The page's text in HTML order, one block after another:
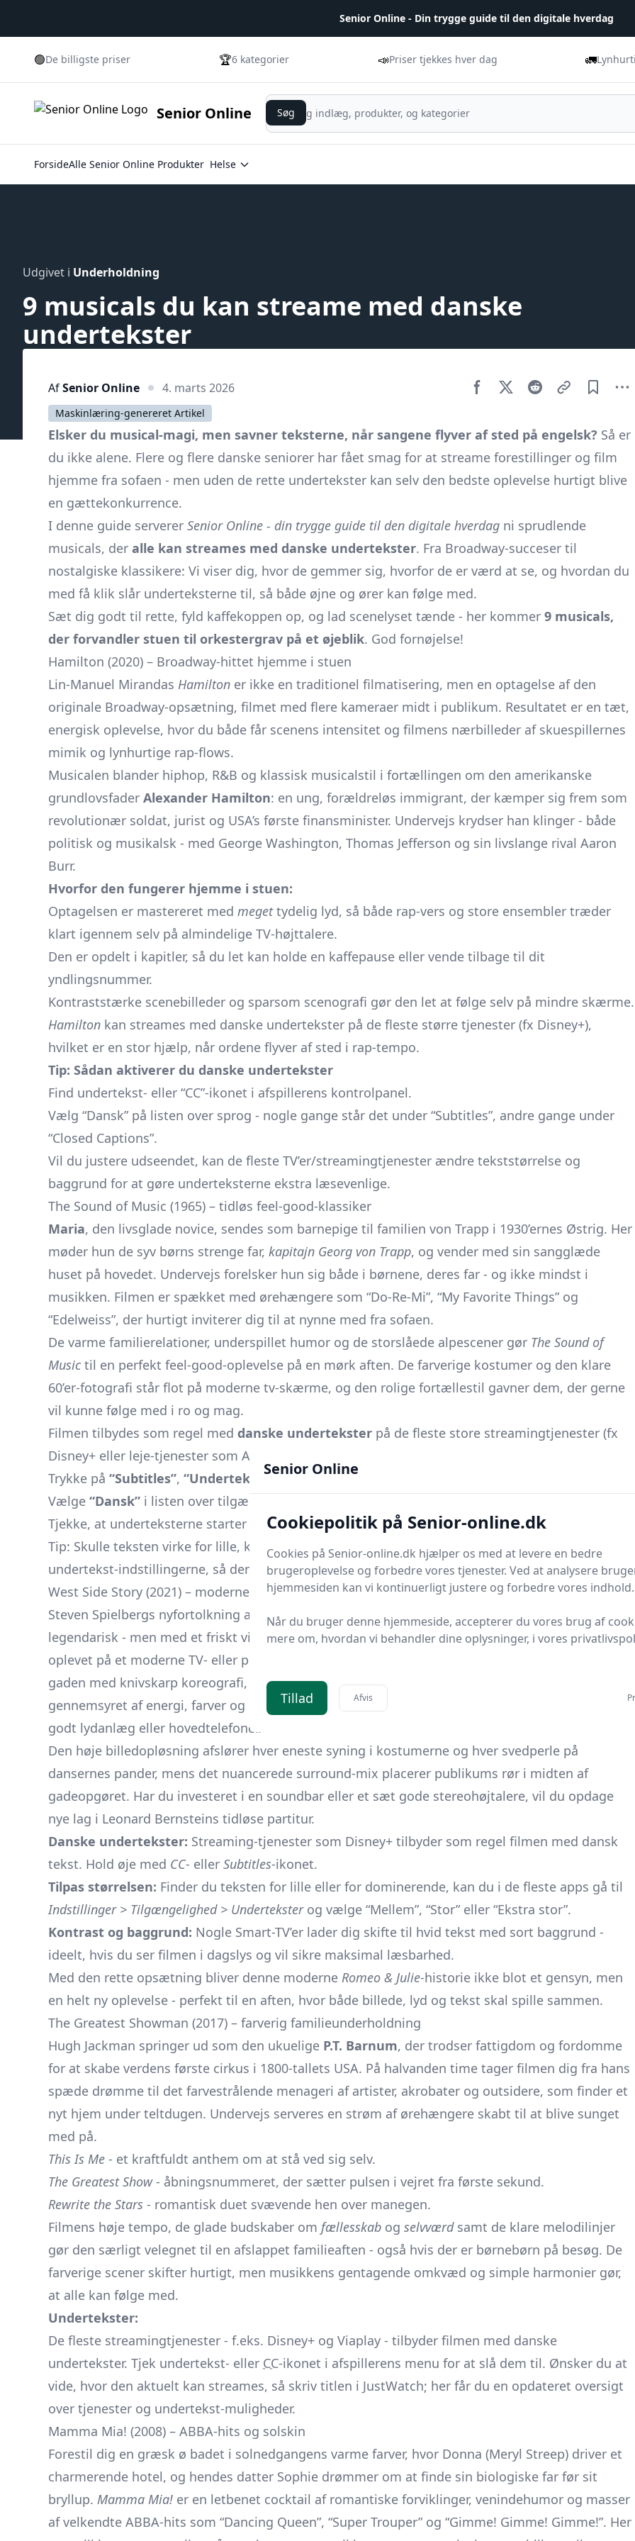
Senior Online - Din trygge guide til den digitale hverdag
🟢De billigste priser 🏆6 kategorier 📣Priser tjekkes hver dag 🚛
Senior Online
Søg
Søg
ForsideAlle Senior Online Produkter Helse
Udgivet i Underholdning
9 musicals du kan streame med danske
undertekster
AfSenior Online 4. marts 2026
Maskinlæring-genereret Artikel
Elsker du musical-magi, men savner teksterne, når sangene flyver af sted på engelsk? Så er
du ikke alene. Flere og flere danske seniorer har fået smag for at streame forestillinger og film
hjemme fra sofaen - men uden de rette undertekster kan selv den bedste oplevelse hurtigt blive
en gættekonkurrence.
I denne guide serverer Senior Online - din trygge guide til den digitale hverdag ni sprudlende
musicals, der alle kan streames med danske undertekster. Fra Broadway-succeser til
nostalgiske klassikere: Vi viser dig, hvor de gemmer sig, hvorfor de er værd at se, og hvordan du
med få klik slår underteksterne til, så både øjne og ører kan følge med.
Sæt dig godt til rette, fyld kaffekoppen op, og lad scenelyset tænde - her kommer 9 musicals,
der forvandler stuen til orkestergrav på et øjeblik. God fornøjelse!
Hamilton (2020) – Broadway-hittet hjemme i stuen
Lin-Manuel Mirandas Hamilton er ikke en traditionel filmatisering, men en optagelse af den
originale Broadway-opsætning, filmet med flere kameraer midt i publikum. Resultatet er en tæt,
energisk oplevelse, hvor du både får scenens intensitet og filmens nærbilleder af skuespillernes
mimik og lynhurtige rap-flows.
Musicalen blander hiphop, R&B og klassisk musicalstil i fortællingen om den amerikanske
grundlovsfader Alexander Hamilton: en ung, forældreløs immigrant, der kæmper sig frem som
revolutionær soldat, jurist og USA’s første finansminister. Undervejs krydser han klinger - både
politisk og musikalsk - med George Washington, Thomas Jefferson og sin livslange rival Aaron
Burr.
Hvorfor den fungerer hjemme i stuen:
Optagelsen er mastereret med megettydelig lyd, så både rap-vers og store ensembler træder
klart igennem selv på almindelige TV-højttalere.
Den er opdelt i kapitler, så du let kan holde en kaffepause eller vende tilbage til dit
yndlingsnummer.
Kontraststærke scenebilleder og sparsom scenografi gør den let at følge selv på mindre skærme.
Hamilton kan streames med danske undertekster på de fleste større tjenester (fx Disney+),
hvilket er en stor hjælp, når ordene flyver af sted i rap-tempo.
Tip: Sådan aktiverer du danske undertekster
Find undertekst- eller “CC”-ikonet i afspillerens kontrolpanel.
Vælg “Dansk” på listen over sprog - nogle gange står det under “Subtitles”, andre gange under
“Closed Captions”.
Vil du justere udseendet, kan de fleste TV’er/streamingtjenester ændre tekststørrelse og
baggrund for at gøre underteksterne ekstra læsevenlige.
The Sound of Music (1965) – tidløs feel-good-klassiker
Maria, den livsglade novice, sendes som barnepige til familien von Trapp i 1930’ernes Østrig. Her
møder hun de syv børns strenge far, kapitajn Georg von Trapp, og vender med sin sangglæde
huset på hovedet. Undervejs forelsker hun sig både i børnene, deres far - og ikke mindst i
musikken. Filmen er spækket med ørehængere som “Do-Re-Mi”, “My Favorite Things” og
“Edelweiss”, der hurtigt inviterer dig til at nynne med fra sofaen.
De varme familierelationer, underspillet humor og de storslåede alpescener gør The Sound of
Music til en perfekt feel-good-oplevelse på en mørk aften. De farverige kostumer og den klare
60’er-fotografi står flot på moderne tv-skærme, og den rolige fortællestil gavner dem, der gerne
vil kunne følge med i ro og mag.
Filmen tilbydes som regel med danske undertekster på de fleste store streamingtjenester (fx
Disney+ eller leje-tjenester som Apple TV). Har du brug for tekstning, skal du blot:
Trykke på “Subtitles”, “Undertekster”eller det lille
Vælge “Dansk” i listen over tilgængelige sprog.
Tjekke, at underteksterne starter - ellers pauser du filmen og gentager valget.
Tip: Skulle teksten virke for lille, kan du på de fleste smart-tv tilpasse
tekststørrelse baggrund
undertekst-indstillingerne, så den bliver lettere at læse.
West Side Story (2021) – moderne filmversion af en stor klassiker
Steven Spielbergs nyfortolkning af
West Side Story
leverer alt det, der gjorde originalen
legendarisk - men med et friskt visuelt udtryk og krystalklar lyd, som nærmest beder om at blive
oplevet på et moderne TV- eller projektor-setup. Fra åbningsscenen, hvor Jets og Sharks indtager
gaden med knivskarp koreografi, til de ikoniske sange som “Tonight” og “America”, er filmen
gennemsyret af energi, farver og detaljer, som virkelig kommer til deres ret i
godt lydanlæg eller hovedtelefoner.
Den høje billedopløsning afslører hver eneste syning i kostumerne og hver svedperle på
dansernes pander, mens det nuancerede surround-mix placerer publikums rør i midten af
gadeopgøret. Har du investeret i en soundbar eller et sæt gode stereohøjtalere, vil du opdage
nye lag i Leonard Bernsteins tidløse partitur.
Danske undertekster: Streaming-tjenester som Disney+ tilbyder som regel filmen med dansk
tekst. Hold øje med CC- eller Subtitles-ikonet.
Tilpas størrelsen: Finder du teksten for lille eller for dominerende, kan du i de fleste apps gå til
Indstillinger > Tilgængelighed > Underteksterog vælge “Mellem”, “Stor” eller “Ekstra stor”.
Kontrast og baggrund: Nogle Smart-TV’er lader dig skifte til hvid tekst med sort baggrund -
ideelt, hvis du ser filmen i dagslys og vil sikre maksimal læsbarhed.
Med den rette opsætning bliver denne moderne Romeo & Julie-historie ikke blot et gensyn, men
en helt ny oplevelse - perfekt til en aften, hvor både billede, lyd og tekst skal spille sammen.
The Greatest Showman (2017) – farverig familieunderholdning
Hugh Jackman springer ud som den ukuelige P.T. Barnum, der trodser fattigdom og fordomme
for at skabe verdens første cirkus i 1800-tallets USA. På halvanden time tager filmen dig fra hans
spæde drømme til det farvestrålende menageri af artister, akrobater og outsidere, som finder et
nyt hjem under teltdugen. Undervejs serveres en strøm af ørehængere skabt til at blive sunget
med på.
This Is Me - et kraftfuldt anthem om at stå ved sig selv.
The Greatest Show- åbningsnummeret, der sætter pulsen i vejret fra første sekund.
Rewrite the Stars - romantisk duet svævende hen over manegen.
Filmens høje tempo, de glade budskaber om fællesskab og selvværdsamt de klare melodilinjer
gør den særligt velegnet til en afslappet familieaften - også hvis der er børnebørn på besøg. De
farverige scener skifter hurtigt, men musikkens gentagende omkvæd og simple harmonier gør,
at alle kan følge med.
Undertekster:
De fleste streamingtjenester - f.eks. Disney+ og Viaplay - tilbyder filmen med danske
undertekster. Tjek undertekst- eller CC-ikonet i afspillerens menu for at slå dem til. Ønsker du at
vide, hvor den aktuelt kan streames, så skriv titlen i JustWatch; her får du en opdateret oversigt
over tjenester og undertekst-muligheder.
Mamma Mia! (2008) – ABBA-hits og solskin
Forestil dig en græsk ø badet i solnedgangens varme farver, hvor Donna (Meryl Streep) driver et
charmerende hotel, og hendes datter Sophie drømmer om at finde sin biologiske far før sit
bryllup. Mamma Mia! er en letbenet cocktail af romantiske forviklinger, venindehumor og masser
af velkendte ABBA-hits som “Dancing Queen”, “Super Trouper” og “Gimme! Gimme! Gimme!”. Her
Senior Online
Cookiepolitik på Senior-online.dk
Cookies på Senior-online.dk hjælper os med at levere en bedre
brugeroplevelse og forbedre vores tjenester. Ved at analysere
hjemmesiden kan vi kontinuerligt justere og forbedre vores indhold.
Når du bruger denne hjemmeside, accepterer du vores brug af
mere om, hvordan vi behandler dine oplysninger, i vores
Tillad Afvis